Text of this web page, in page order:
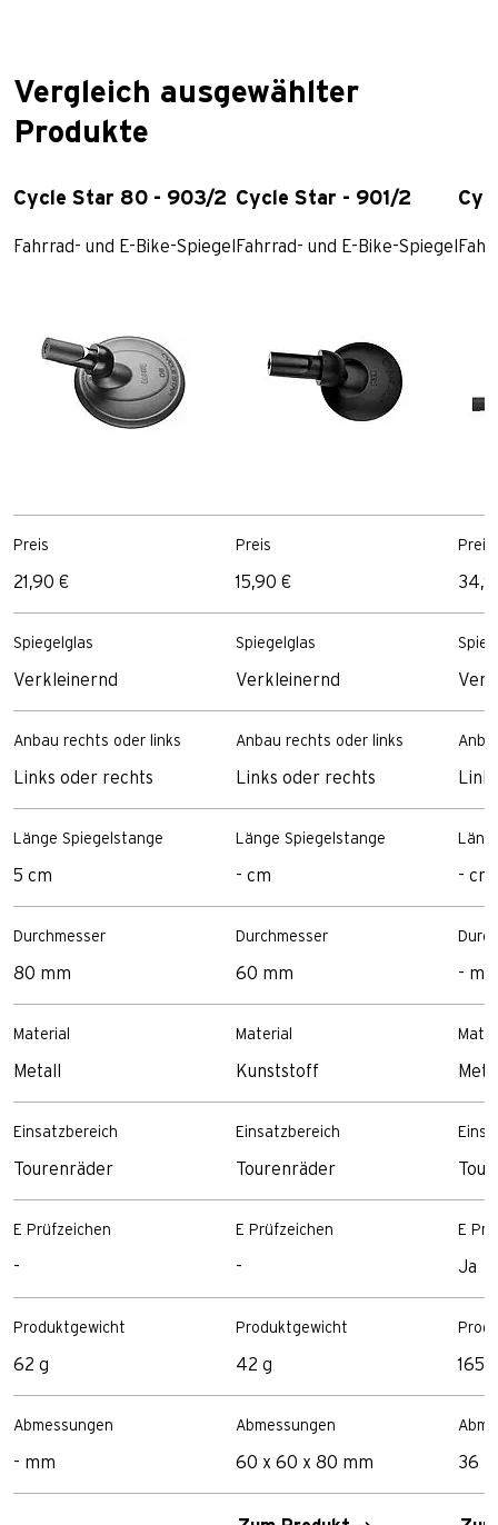
Vergleich ausgewählter
Produkte
Cycle Star 80 - 903/2
Fahrrad- und E-Bike-Spiegel
Preis
21,90 €
Spiegelglas
Verkleinernd
Anbau rechts oder links
Links oder rechts
Länge Spiegelstange
5 cm
Durchmesser
80 mm
Material
Metall
Einsatzbereich
Tourenräder
E Prüfzeichen
-
Produktgewicht
62 g
Abmessungen
- mm
Cycle Star - 901/2
Fahrrad- und E-Bike-Spiegel
Preis
15,90 €
Spiegelglas
Verkleinernd
Anbau rechts oder links
Links oder rechts
Länge Spiegelstange
- cm
Durchmesser
60 mm
Material
Kunststoff
Einsatzbereich
Tourenräder
E Prüfzeichen
-
Produktgewicht
42 g
Abmessungen
60 x 60 x 80 mm
Preis
- cm
-
E
Ja
165 g
36 x